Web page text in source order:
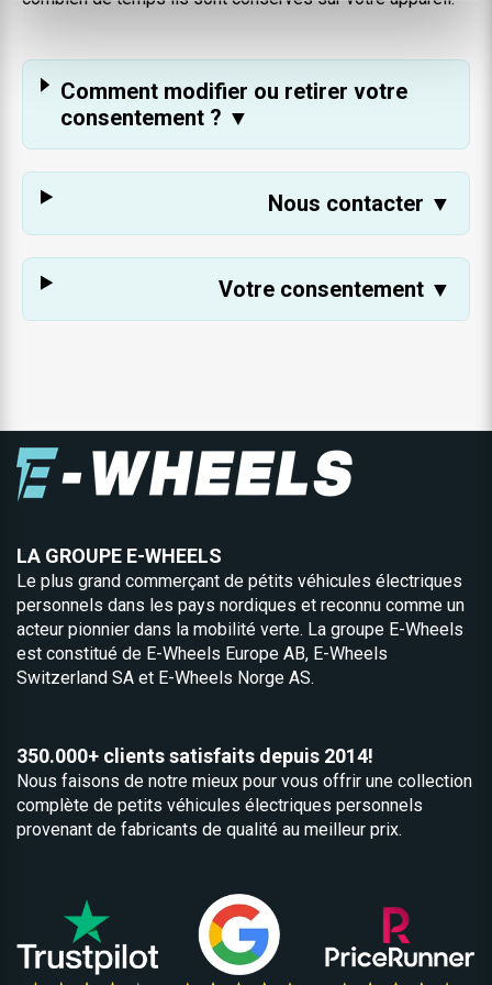
Comment modifier ou retirer votre
consentement ? ▼
Nous contacter ▼
Votre consentement ▼
LA GROUPE E-WHEELS
Le plus grand commerçant de pétits véhicules électriques
personnels dans les pays nordiques et reconnu comme un
acteur pionnier dans la mobilité verte. La groupe E-Wheels
est constitué de E-Wheels Europe AB, E­-Wheels
Switzerland SA et E-Wheels Norge AS.
350.000+ clients satisfaits depuis 2014!
Nous faisons de notre mieux pour vous offrir une collection
complète de petits véhicules électriques personnels
provenant de fabricants de qualité au meilleur prix.